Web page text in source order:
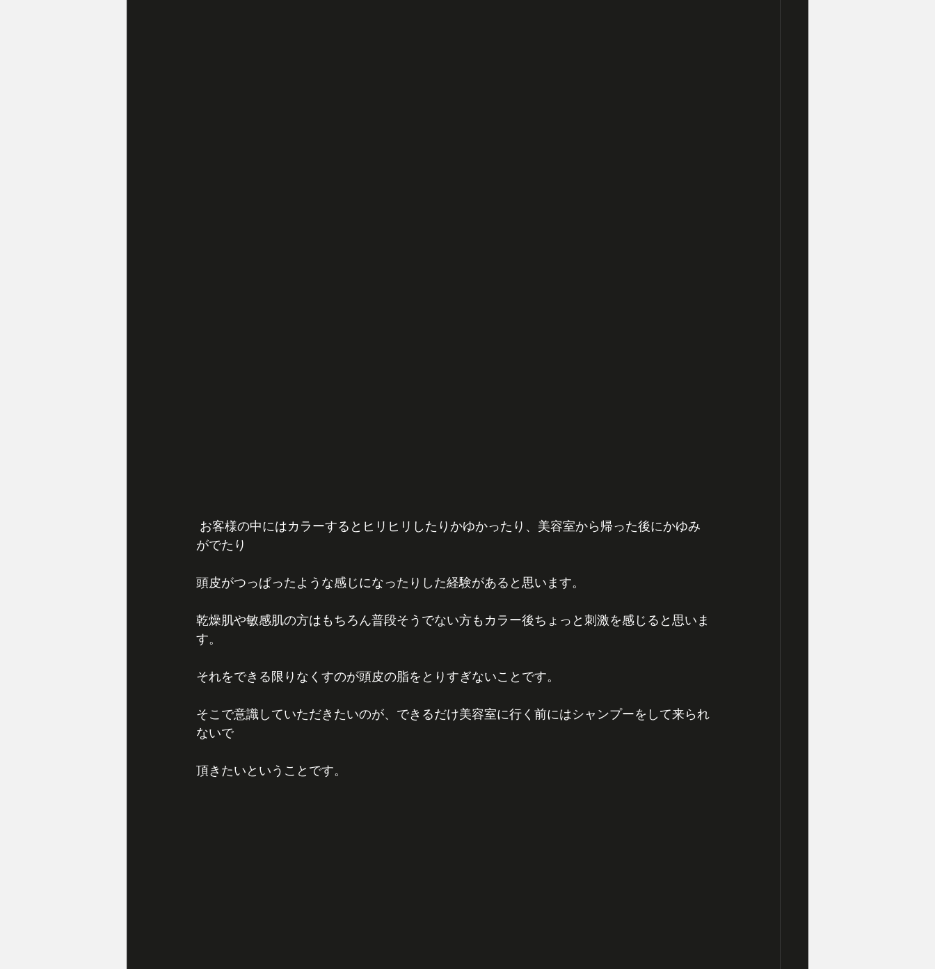
がでたり
頭皮がつっぱったような感じになったりした経験があると思います。
乾燥肌や敏感肌の方はもちろん普段そうでない方もカラー後ちょっと刺激を感じると思いま
す。
それをできる限りなくすのが頭皮の脂をとりすぎないことです。
そこで意識していただきたいのが、できるだけ美容室に行く前にはシャンプーをして来られ
ないで
頂きたいということです。